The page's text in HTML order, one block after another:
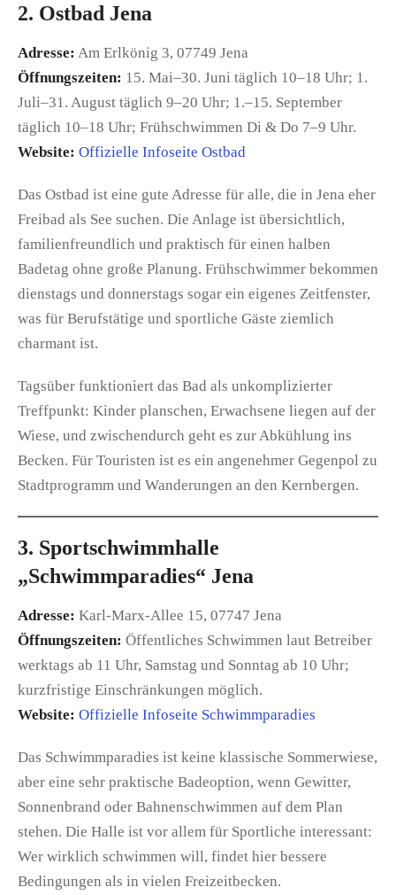
2. Ostbad Jena
Adresse: Am Erlkönig 3, 07749 Jena
Öffnungszeiten: 15. Mai–30. Juni täglich 10–18 Uhr; 1.
Juli–31. August täglich 9–20 Uhr; 1.–15. September
täglich 10–18 Uhr; Frühschwimmen Di & Do 7–9 Uhr.
Website: Offizielle Infoseite Ostbad
Das Ostbad ist eine gute Adresse für alle, die in Jena eher
Freibad als See suchen. Die Anlage ist übersichtlich,
familienfreundlich und praktisch für einen halben
Badetag ohne große Planung. Frühschwimmer bekommen
dienstags und donnerstags sogar ein eigenes Zeitfenster,
was für Berufstätige und sportliche Gäste ziemlich
charmant ist.
Tagsüber funktioniert das Bad als unkomplizierter
Treffpunkt: Kinder planschen, Erwachsene liegen auf der
Wiese, und zwischendurch geht es zur Abkühlung ins
Becken. Für Touristen ist es ein angenehmer Gegenpol zu
Stadtprogramm und Wanderungen an den Kernbergen.
3. Sportschwimmhalle
„Schwimmparadies“ Jena
Adresse: Karl-Marx-Allee 15, 07747 Jena
Öffnungszeiten: Öffentliches Schwimmen laut Betreiber
werktags ab 11 Uhr, Samstag und Sonntag ab 10 Uhr;
kurzfristige Einschränkungen möglich.
Website: Offizielle Infoseite Schwimmparadies
Das Schwimmparadies ist keine klassische Sommerwiese,
aber eine sehr praktische Badeoption, wenn Gewitter,
Sonnenbrand oder Bahnenschwimmen auf dem Plan
stehen. Die Halle ist vor allem für Sportliche interessant:
Wer wirklich schwimmen will, findet hier bessere
Bedingungen als in vielen Freizeitbecken.